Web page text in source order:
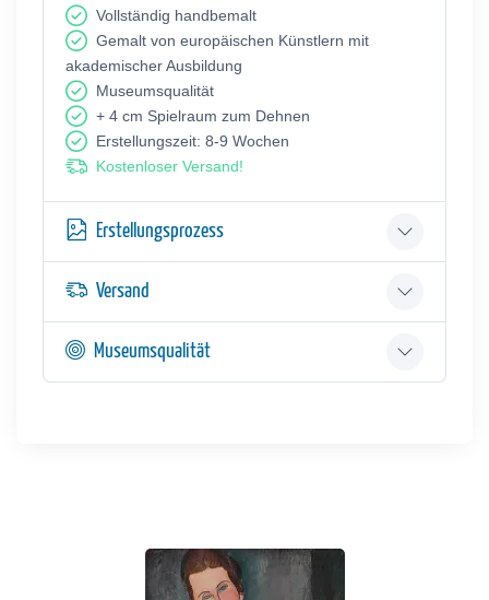
Vollständig handbemalt
Gemalt von europäischen Künstlern mit
akademischer Ausbildung
Museumsqualität
+ 4 cm Spielraum zum Dehnen
Erstellungszeit: 8-9 Wochen
Kostenloser Versand!
Erstellungsprozess
Versand
Museumsqualität